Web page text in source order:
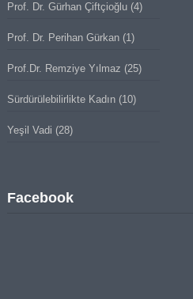
Prof. Dr. Gürhan Çiftçioğlu(4)
Prof. Dr. Perihan Gürkan(1)
Prof.Dr. Remziye Yılmaz (25)
Sürdürülebilirlikte Kadın(10)
Yeşil Vadi (28)
Facebook